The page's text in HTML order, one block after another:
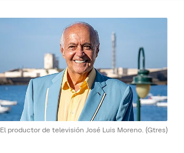
El productor de televisión José Luis Moreno. (Gtres)